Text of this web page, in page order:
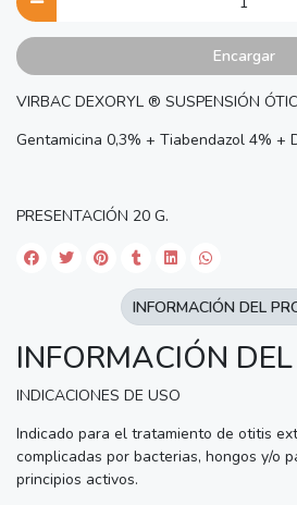
Encargar
VIRBAC DEXORYL ® SUSPENSIÓN
Gentamicina 0,3% + Tiabendazol 4% +
PRESENTACIÓN 20 G.
INFORMACIÓN
INDICACIONES DE USO
Indicado para el tratamiento de otitis
complicadas por bacterias, hongos y/o
principios activos.
INFORMACIÓN DEL